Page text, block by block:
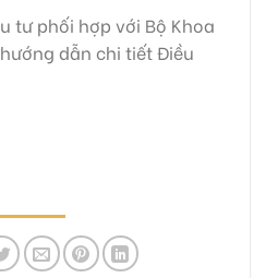
tư phối hợp với Bộ Khoa
dẫn chi tiết Điều